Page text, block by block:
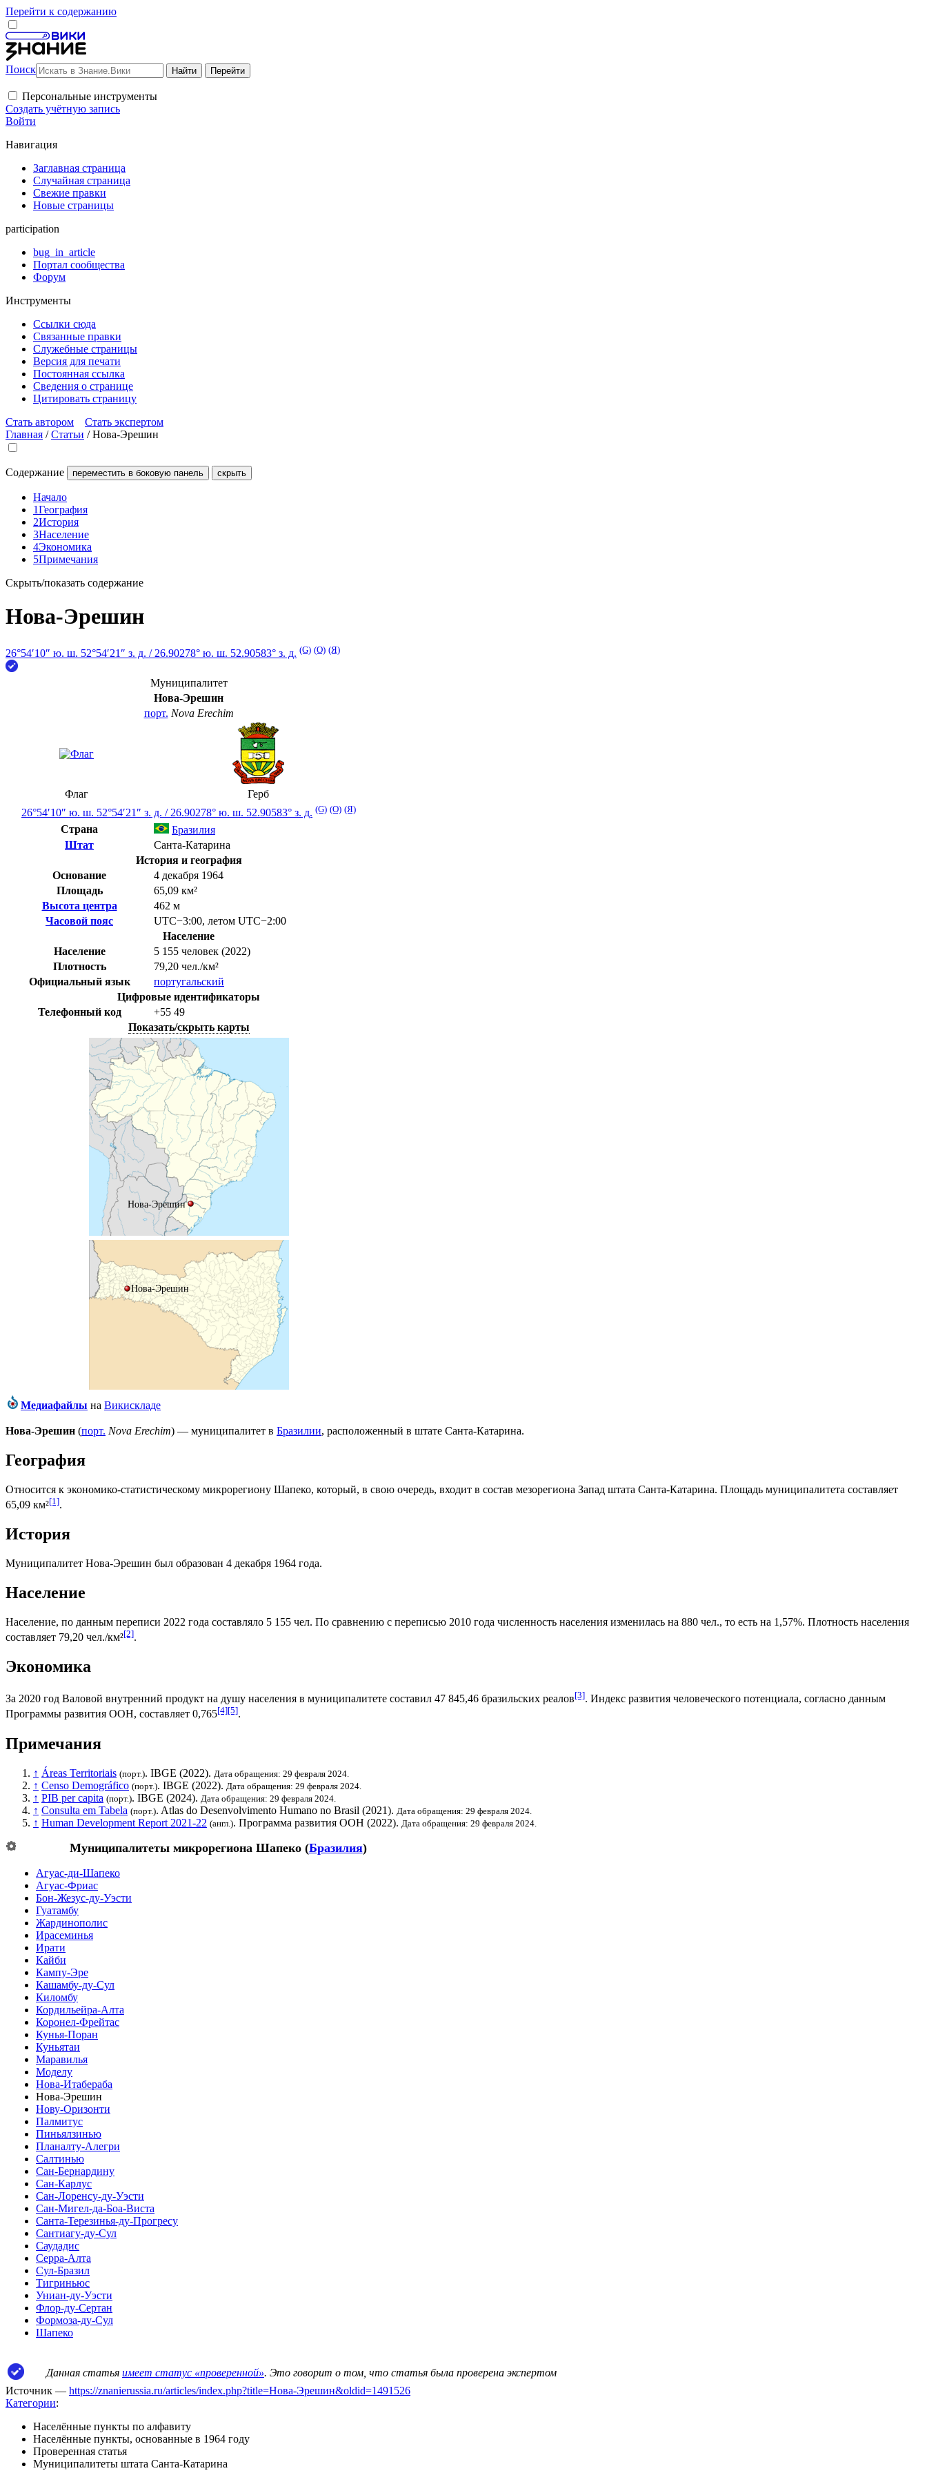
Перейти к содержанию
Поиск
Персональные инструменты
Создать учётную запись
Войти
Навигация
Заглавная страница
Случайная страница
Свежие правки
Новые страницы
participation
bug_in_article
Портал сообщества
Форум
Инструменты
Ссылки сюда
Связанные правки
Служебные страницы
Версия для печати
Постоянная ссылка
Сведения о странице
Цитировать страницу
Стать автором
Стать экспертом
Главная /Статьи /Нова-Эрешин
Содержание переместить в боковую панель скрыть
Начало
1География
2История
3Население
4Экономика
5Примечания
Скрыть/показать содержание
Нова-Эрешин
26°54′10″ ю. ш. 52°54′21″ з. д. / 26.90278° ю. ш. 52.90583° з. д. (G) (O) (Я)
Муниципалитет
Нова-Эрешин
порт. Nova Erechim
Флаг
Герб
26°54′10″ ю. ш. 52°54′21″ з. д. / 26.90278° ю. ш. 52.90583° з. д. (G) (O) (Я)
Страна
Бразилия
Штат
Санта-Катарина
История и география
Основание
4 декабря 1964
Площадь
65,09 км²
Высота центра
462 м
Часовой пояс
UTC−3:00, летом UTC−2:00
Население
Население
5 155 человек (2022)
Плотность
79,20 чел./км²
Официальный язык
португальский
Цифровые идентификаторы
Телефонный код
+55 49
Показать/скрыть карты
Нова-Эрешин
Нова-Эрешин
Медиафайлы на Викискладе
Нова-Эрешин (порт. Nova Erechim) — муниципалитет в Бразилии, расположенный в штате Санта-Катарина.
География
Относится к экономико-статистическому микрорегиону Шапеко, который, в свою очередь, входит в состав мезорегиона Запад штата Санта-Катарина. Площадь муниципалитета составляет
65,09 км²[1].
История
Муниципалитет Нова-Эрешин был образован 4 декабря 1964 года.
Население
Население, по данным переписи 2022 года составляло 5 155 чел. По сравнению с переписью 2010 года численность населения изменилась на 880 чел., то есть на 1,57%. Плотность населения
составляет 79,20 чел./км²[2].
Экономика
За 2020 год Валовой внутренний продукт на душу населения в муниципалитете составил 47 845,46 бразильских реалов[3]. Индекс развития человеческого потенциала, согласно данным
Программы развития ООН, составляет 0,765[4][5].
Примечания
↑ Áreas Territoriais (порт.). IBGE (2022). Дата обращения: 29 февраля 2024.
↑ Censo Demográfico (порт.). IBGE (2022). Дата обращения: 29 февраля 2024.
↑ PIB per capita (порт.). IBGE (2024). Дата обращения: 29 февраля 2024.
↑ Consulta em Tabela (порт.). Atlas do Desenvolvimento Humano no Brasil (2021). Дата обращения: 29 февраля 2024.
↑ Human Development Report 2021-22 (англ.). Программа развития ООН (2022). Дата обращения: 29 февраля 2024.
Муниципалитеты микрорегиона Шапеко(Бразилия)
Агуас-ди-Шапеко
Агуас-Фриас
Бон-Жезус-ду-Уэсти
Гуатамбу
Жардинополис
Ирасеминья
Ирати
Кайби
Кампу-Эре
Кашамбу-ду-Сул
Киломбу
Кордильейра-Алта
Коронел-Фрейтас
Кунья-Поран
Куньятаи
Маравилья
Моделу
Нова-Итабераба
Нова-Эрешин
Нову-Оризонти
Палмитус
Пиньялзинью
Планалту-Алегри
Салтинью
Сан-Бернардину
Сан-Карлус
Сан-Лоренсу-ду-Уэсти
Сан-Мигел-да-Боа-Виста
Санта-Терезинья-ду-Прогресу
Сантиагу-ду-Сул
Саудадис
Серра-Алта
Сул-Бразил
Тигриньюс
Униан-ду-Уэсти
Флор-ду-Сертан
Формоза-ду-Сул
Шапеко
Данная статья имеет статус «проверенной». Это говорит о том, что статья была проверена экспертом
Источник — https://znanierussia.ru/articles/index.php?title=Нова-Эрешин&oldid=1491526
Категории:
Населённые пункты по алфавиту
Населённые пункты, основанные в 1964 году
Проверенная статья
Муниципалитеты штата Санта-Катарина